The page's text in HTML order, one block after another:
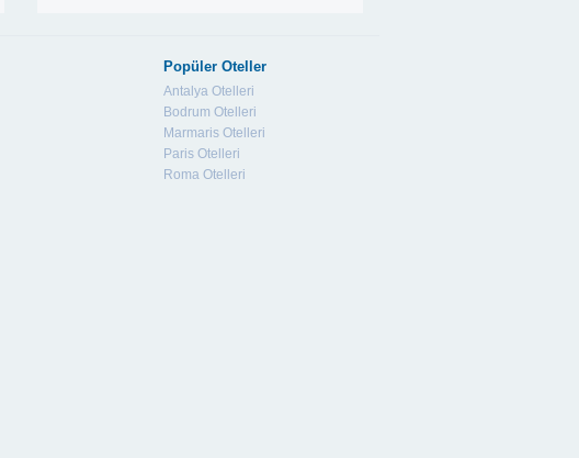
Popüler Oteller
Antalya Otelleri
Bodrum Otelleri
Marmaris Otelleri
Paris Otelleri
Roma Otelleri